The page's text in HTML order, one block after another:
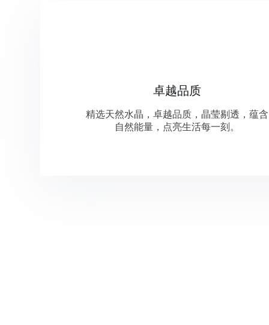
卓越品质
精选天然水晶，卓越品质，晶莹剔透，蕴含
自然能量，点亮生活每一刻。